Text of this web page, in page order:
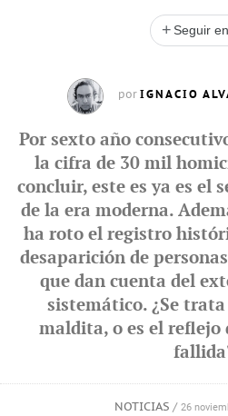
+ Seguir en
por IGNACIO
Por sexto año
la cifra de 30 mil
concluir, este es ya es el
de la era moderna.
ha roto el registro
desaparición de
que dan cuenta del
sistemático. ¿Se
maldita, o es el reflejo
NOTICIAS / 26